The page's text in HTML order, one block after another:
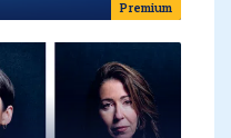
Premium